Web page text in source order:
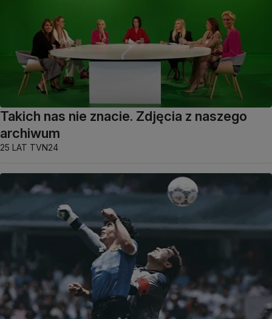
Takich nas nie znacie. Zdjęcia z naszego
archiwum
25 LAT TVN24